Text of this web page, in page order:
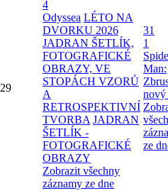
29
4
Odyssea LÉTO NA
DVORKU 2026
JADRAN ŠETLÍK,
FOTOGRAFICKÉ
OBRAZY, VE
STOPÁCH VZORŮ
A
RETROSPEKTIVNÍ
TVORBA JADRAN
ŠETLÍK -
FOTOGRAFICKÉ
OBRAZY
Zobrazit všechny
záznamy ze dne
31
1
Man:
nový
ze